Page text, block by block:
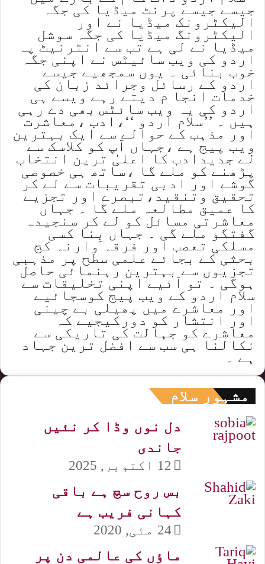
جیسے جیسے پرنٹ میڈیا کی جگہ
الیکٹرونک میڈیا نے اور
الیکٹرونگ میڈیا کی جگہ سوشل
میڈیا نے لی ہے تب سے انٹرنیٹ پہ
اردو کی ویب سائیٹس نے اپنی جگہ
خوب بنائی ۔ یوں سمجھیے جیسے
اردو کے رسائل وجرائد زبان کی
خدمات انجا م دیتے رہے ویسے ہی
اردو کی یہ ویب سائٹس بھی دے رہی
ہیں ۔ ’’سلام اردو ‘‘،ادب ،معاشرت
اور مذہب کے حوالے سے ایک بہترین
ویب پیج ہے ،جہاں آپ کو کلاسک سے
لے جدیدادب کا اعلیٰ ترین انتخاب
پڑھنے کو ملے گا ،ساتھ ہی خصوصی
گوشے اور ادبی تقریبات سے لے کر
تحقیق وتنقید،تبصرے اور تجزیے
کا عمیق مطالعہ ملے گا ۔ جہاں
معاشرتی مسائل کو لے کر سنجیدہ
گفتگو ملے گی ۔ جہاں بِنا کسی
مسلکی تعصب اور فرقہ وارنہ کج
بحثی کے بجائے علمی سطح پر مذہبی
تجزیوں سے بہترین رہنمائی حاصل
ہوگی ۔ تو آئیے اپنی تخلیقات سے
سلام اردو کے ویب پیج کوسجائیے
اور معاشرے میں پھیلی بے چینی
اور انتشار کو دورکیجیے کہ
معاشرے کو جہالت کی تاریکی سے
نکالنا ہی سب سے افضل ترین جہاد
ہے ۔
مشہور سلام
دل نوں وڈا کر نئیں
جاندی
12 اکتوبر, 2025
بس روح سچ ہے باقی
کہانی فریب ہے
24 مئی, 2020
ماٶں کی عالمی دن پر